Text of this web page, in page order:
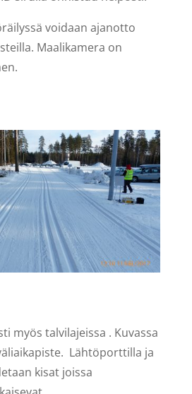
voidaan ajanotto
Maalikamera on
myös talvilajeissa . Kuvassa
Lähtöporttilla ja
kisat joissa